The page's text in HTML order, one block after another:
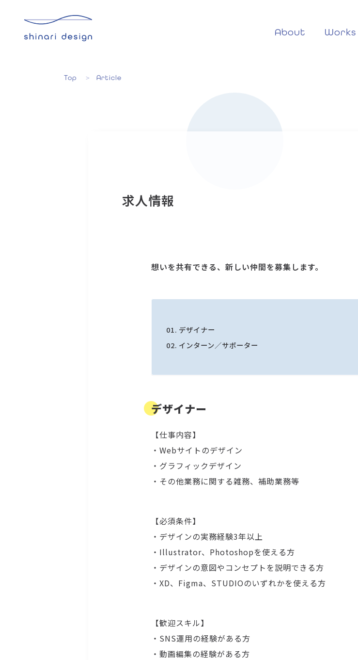
About Works
Top Article
求人情報
想いを共有できる、新しい仲間を募集します。
デザイナー
インターン／サポーター
デザイナー
【仕事内容】
・Webサイトのデザイン
・グラフィックデザイン
・その他業務に関する雑務、補助業務等
【必須条件】
・デザインの実務経験3年以上
・Illustrator、Photoshopを使える方
・デザインの意図やコンセプトを説明できる方
・XD、Figma、STUDIOのいずれかを使える方
【歓迎スキル】
・SNS運用の経験がある方
・動画編集の経験がある方